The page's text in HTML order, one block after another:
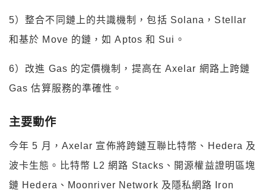
5）整合不同鏈上的共識機制，包括 Solana，Stellar
和基於 Move 的鏈，如 Aptos 和 Sui。
6）改進 Gas 的定價機制，提高在 Axelar 網路上跨鏈
Gas 估算服務的準確性。
主要動作
今年 5 月，Axelar 宣佈將跨鏈互聯比特幣、Hedera 及
波卡生態。比特幣 L2 網路 Stacks、開源權益證明區塊
鏈 Hedera、Moonriver Network 及隱私網路 Iron